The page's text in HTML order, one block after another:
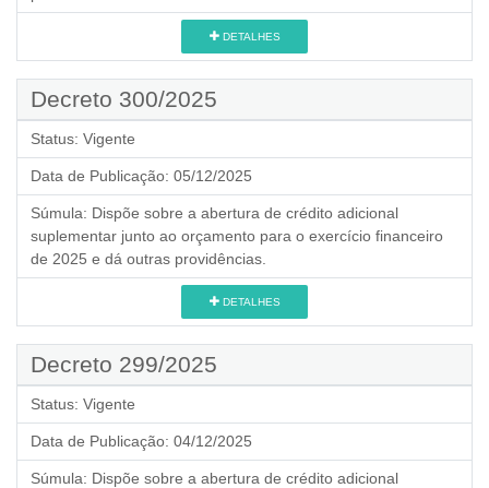
DETALHES
Decreto 300/2025
Status: Vigente
Data de Publicação: 05/12/2025
Súmula: Dispõe sobre a abertura de crédito adicional
suplementar junto ao orçamento para o exercício financeiro
de 2025 e dá outras providências.
DETALHES
Decreto 299/2025
Status: Vigente
Data de Publicação: 04/12/2025
Súmula: Dispõe sobre a abertura de crédito adicional